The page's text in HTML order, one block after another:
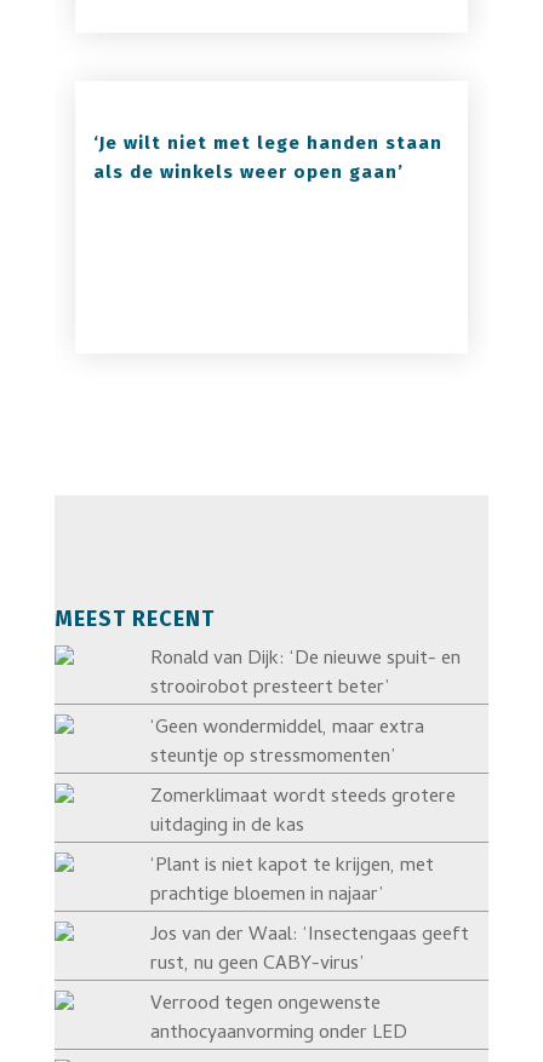
‘Je wilt niet met lege handen staan
als de winkels weer open gaan’
MEEST RECENT
Ronald van Dijk: ‘De nieuwe spuit- en
strooirobot presteert beter’
‘Geen wondermiddel, maar extra
steuntje op stressmomenten’
Zomerklimaat wordt steeds grotere
uitdaging in de kas
‘Plant is niet kapot te krijgen, met
prachtige bloemen in najaar’
Jos van der Waal: ‘Insectengaas geeft
rust, nu geen CABY-virus’
Verrood tegen ongewenste
anthocyaanvorming onder LED